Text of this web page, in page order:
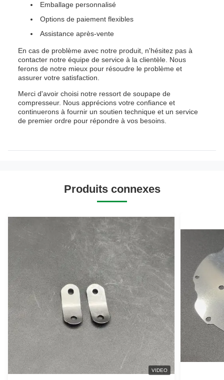
Emballage personnalisé
Options de paiement flexibles
Assistance après-vente
En cas de problème avec notre produit, n'hésitez pas à
contacter notre équipe de service à la clientèle. Nous
ferons de notre mieux pour résoudre le problème et
assurer votre satisfaction.
Merci d'avoir choisi notre ressort de soupape de
compresseur. Nous apprécions votre confiance et
continuerons à fournir un soutien technique et un service
de premier ordre pour répondre à vos besoins.
Produits connexes
VIDEO